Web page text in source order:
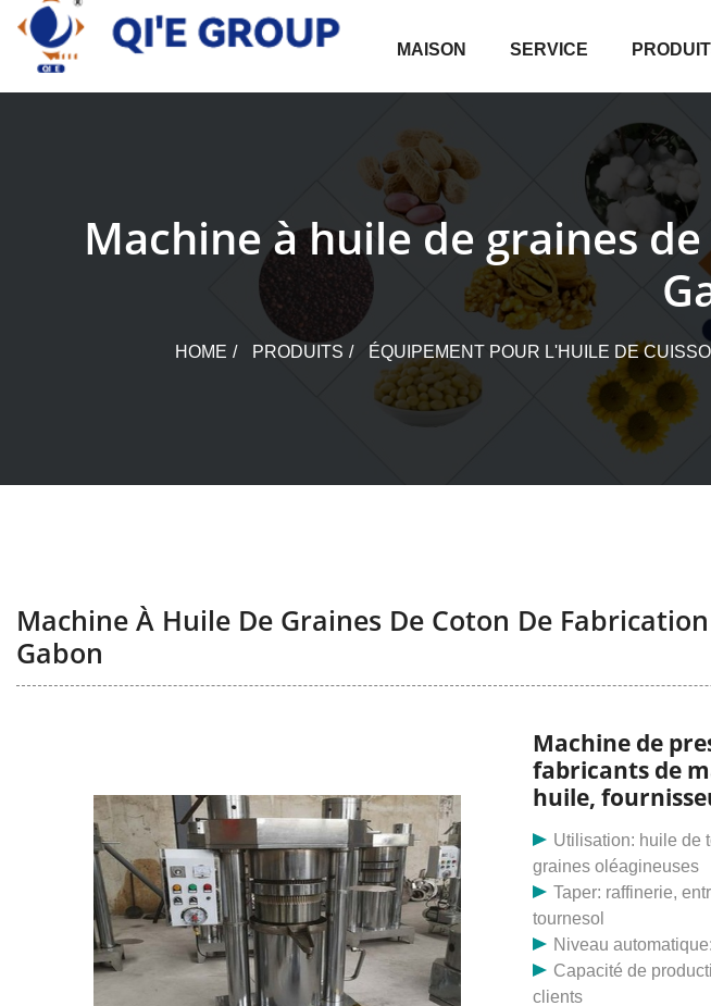
Skip
content
MAISON SERVICE
Machine à huile de graines
HOME PRODUITS ÉQUIPEMENT POUR L'HUILE DE
Machine À Huile De Graines De Coton De
Gabon
Machine de
fabricants de
huile,
Utilisation: huile de
graines oléagineuses
Taper: raffinerie,
tournesol
Niveau
Capacité de
clients